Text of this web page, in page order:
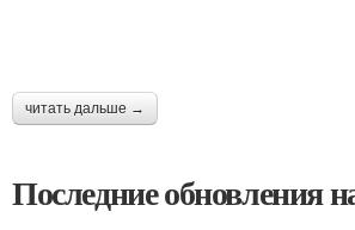
читать дальше →
Последние обновления